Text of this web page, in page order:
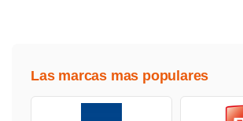
Las marcas mas populares